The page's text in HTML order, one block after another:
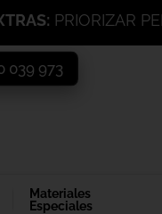
PRIORIZAR
039 973
Materiales
Especiales